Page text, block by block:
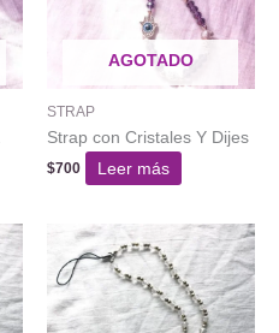
AGOTADO
STRAP
Strap con Cristales Y Dijes
$700 Leer más